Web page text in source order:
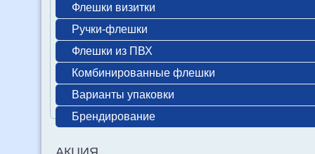
Флешки визитки
Ручки-флешки
Флешки из ПВХ
Комбинированные флешки
Варианты упаковки
Брендирование